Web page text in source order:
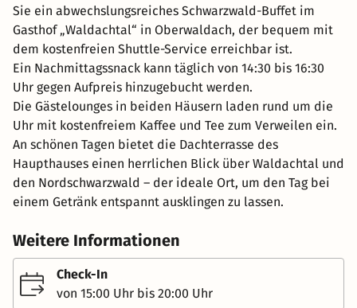
Sie ein abwechslungsreiches Schwarzwald-Buffet im
Gasthof „Waldachtal“ in Oberwaldach, der bequem mit
dem kostenfreien Shuttle-Service erreichbar ist.
Ein Nachmittagssnack kann täglich von 14:30 bis 16:30
Uhr gegen Aufpreis hinzugebucht werden.
Die Gästelounges in beiden Häusern laden rund um die
Uhr mit kostenfreiem Kaffee und Tee zum Verweilen ein.
An schönen Tagen bietet die Dachterrasse des
Haupthauses einen herrlichen Blick über Waldachtal und
den Nordschwarzwald – der ideale Ort, um den Tag bei
einem Getränk entspannt ausklingen zu lassen.
Weitere Informationen
Check-In
von 15:00 Uhr bis 20:00 Uhr